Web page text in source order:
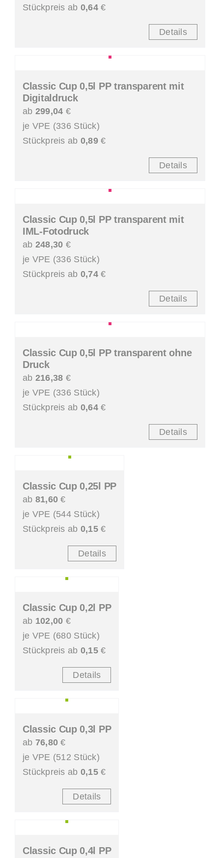
Stückpreis ab 0,64€
Details
Classic Cup 0,5l PP transparent mit
Digitaldruck
ab 299,04 €
je VPE (336 Stück)
Stückpreis ab 0,89€
Details
Classic Cup 0,5l PP transparent mit
IML-Fotodruck
ab 248,30 €
je VPE (336 Stück)
Stückpreis ab 0,74€
Details
Classic Cup 0,5l PP transparent ohne
Druck
ab 216,38 €
je VPE (336 Stück)
Stückpreis ab 0,64€
Details
Classic Cup 0,25l PP
ab 81,60 €
je VPE (544 Stück)
Stückpreis ab 0,15€
Details
Classic Cup 0,2l PP
ab 102,00 €
je VPE (680 Stück)
Stückpreis ab 0,15€
Details
Classic Cup 0,3l PP
ab 76,80 €
je VPE (512 Stück)
Stückpreis ab 0,15€
Details
Classic Cup 0,4l PP